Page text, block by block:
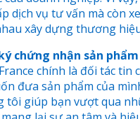
dịch vụ tư vấn mà còn
xây dựng thương
chứng nhận sản phẩm
chính là đối tác tin
đưa sản phẩm của
tôi giúp bạn vượt qua